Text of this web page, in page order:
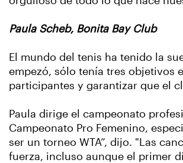
Paula Scheb, Bonita Bay Club
El mundo del tenis ha tenido la
empezó, sólo tenía tres objetivos
participantes y garantizar que el
Paula dirige el campeonato
Campeonato Pro Femenino,
ser un torneo WTA”, dijo. "Las
fuerza, incluso aunque el primer